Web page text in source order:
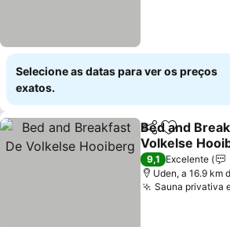
Selecione as datas para ver os preços
exatos.
PartilharAdicionar
Bed and
Volkelse
9,1 Excelente
Uden, a 16.9 km
Sauna privativa